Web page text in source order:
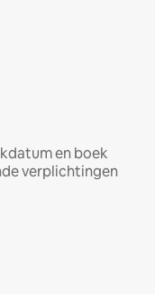
en boek
verplichtingen